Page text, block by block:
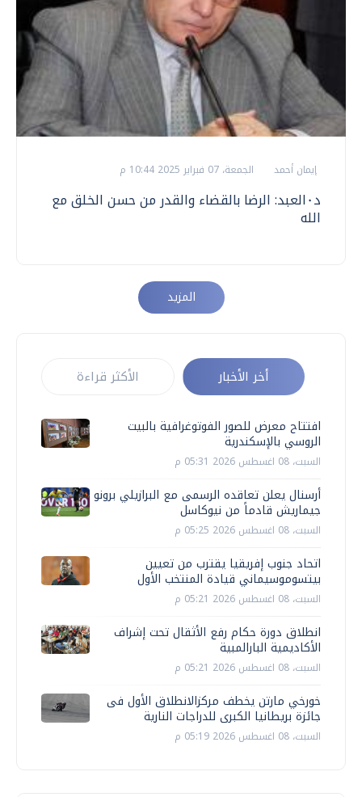
إيمان أحمد الجمعة، 07 فبراير 2025 10:44 م
د٠العبد: الرضا بالقضاء والقدر من حسن الخلق مع
الله
المزيد
أخر الأخبار الأكثر قراءة
افتتاح معرض للصور الفوتوغرافية بالبيت
الروسي بالإسكندرية
السبت، 08 اغسطس 2026 05:31 م
أرسنال يعلن تعاقده الرسمى مع البرازيلي برونو
جيماريش قادماً من نيوكاسل
السبت، 08 اغسطس 2026 05:25 م
اتحاد جنوب إفريقيا يقترب من تعيين
بيتسوموسيماني قيادة المنتخب الأول
السبت، 08 اغسطس 2026 05:21 م
انطلاق دورة حكام رفع الأثقال تحت إشراف
الأكاديمية البارالمبية
السبت، 08 اغسطس 2026 05:21 م
خورخي مارتن يخطف مركزالانطلاق الأول فى
جائزة بريطانيا الكبرى للدراجات النارية
السبت، 08 اغسطس 2026 05:19 م